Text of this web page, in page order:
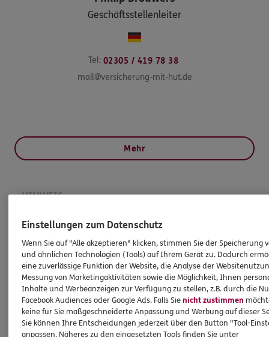
Geschäftsstellenleiter
Tel: 02305 / 419 78 38
mail@versicherung-mit-hut.de
Mehr
HINWEIS
Ich bin verpflichtet, Ihnen Auskünfte zu meiner
Person zu geben. Sowohl Ihr Schutz als Verbraucher
sowie auch gesetzliche Regelungen halten mich
dazu an. Ich biete Beratung an, für die
Versicherungsvermittlung erhalte ich Provision,
ferner sonstige Zuwendungen.
Einstellungen zum Datenschutz
Wenn Sie auf "Alle akzeptieren" klicken, stimmen Sie der Speicherung
und ähnlichen Technologien (Tools) auf Ihrem Gerät zu. Dadurch
eine zuverlässige Funktion der Website, die Analyse der
Messung von Marketingaktivitäten sowie die Möglichkeit, Ihnen
Inhalte und Werbeanzeigen zur Verfügung zu stellen, z.B. durch die
Facebook Audiences oder Google Ads. Falls Sienicht zustimmen
keine für Sie maßgeschneiderte Anpassung und Werbung auf dieser
Sie können Ihre Entscheidungen jederzeit über den Button "Tool-
anpassen. Näheres zu den eingesetzten Tools finden Sie unter